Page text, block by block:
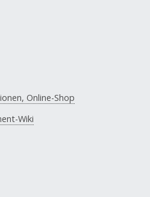
Online-Shop
Wiki